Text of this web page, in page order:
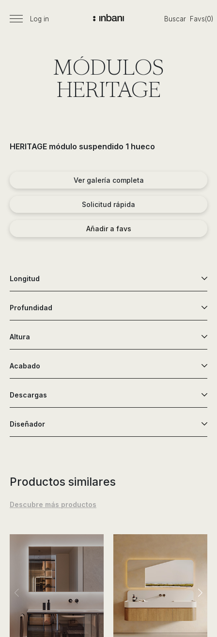
de
baños,
siguiendo
las
y
muebles,
lavabos,
bañeras,
platos
de
ducha,
Menú
Log in Buscar Favs(0)
MÓDULOS
HERITAGE
HERITAGE módulo suspendido 1 hueco
Ver galería completa
Solicitud rápida
Añadir a favs
Longitud
Profundidad
Altura
Acabado
Descargas
Diseñador
Productos similares
Descubre más productos